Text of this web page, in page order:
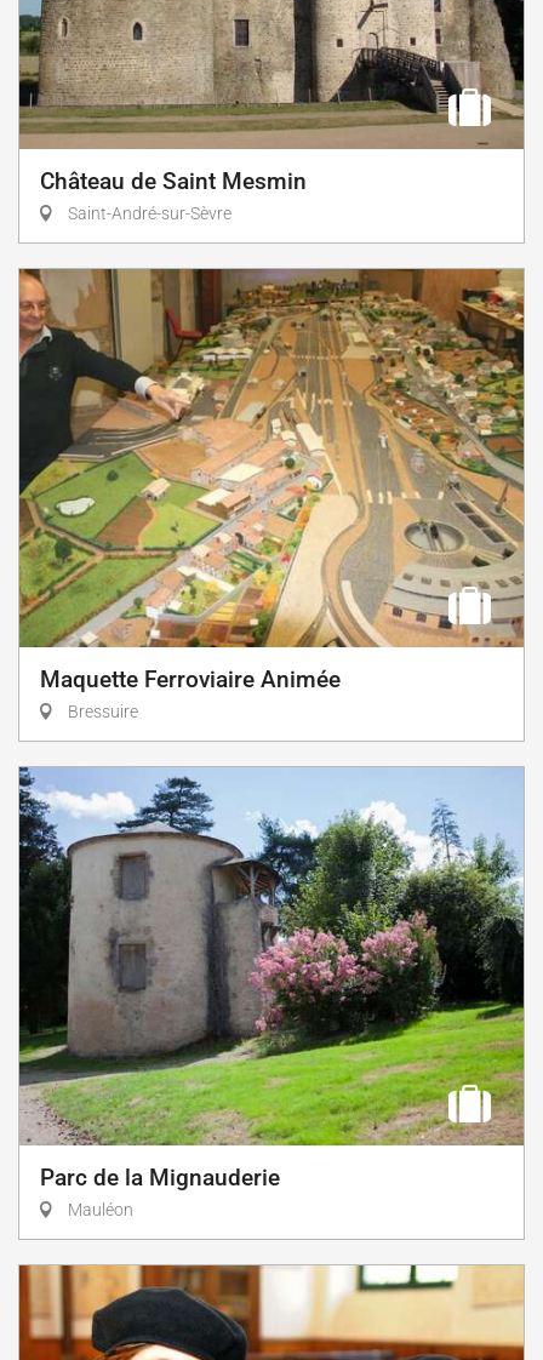
Château de Saint Mesmin
Saint-André-sur-Sèvre
Maquette Ferroviaire Animée
Bressuire
Parc de la Mignauderie
Mauléon